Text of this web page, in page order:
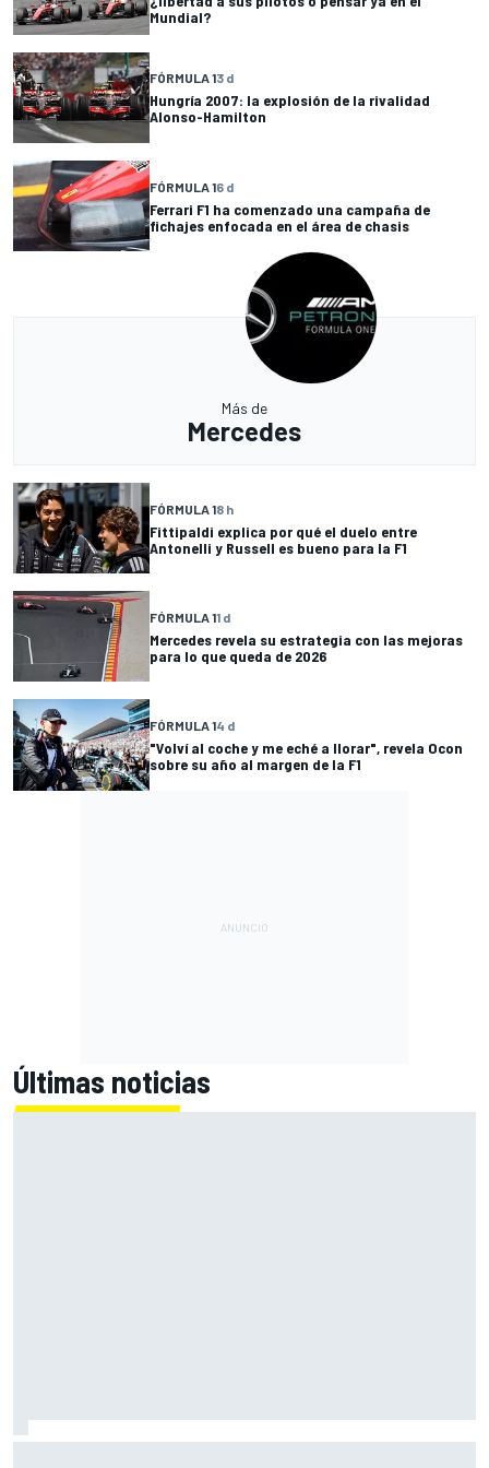
Mundial?
FÓRMULA 13 d
Hungría 2007: la explosión de la rivalidad
Alonso-Hamilton
FÓRMULA 16 d
Ferrari F1 ha comenzado una campaña de
fichajes enfocada en el área de chasis
Más de
Mercedes
FÓRMULA 18 h
Fittipaldi explica por qué el duelo entre
Antonelli y Russell es bueno para la F1
FÓRMULA 11 d
Mercedes revela su estrategia con las mejoras
para lo que queda de 2026
FÓRMULA 14 d
"Volví al coche y me eché a llorar", revela Ocon
sobre su año al margen de la F1
Últimas noticias